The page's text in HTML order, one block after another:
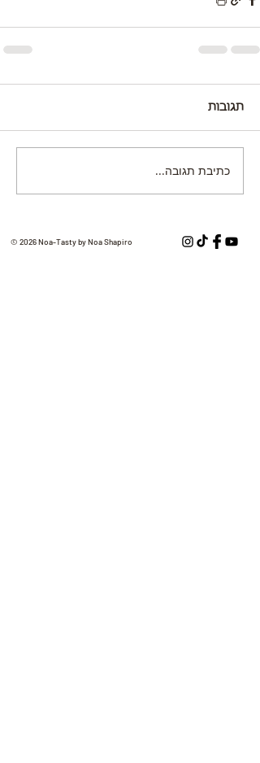
תגובות
כתיבת תגובה...
© 2026 Noa-Tasty by Noa Shapiro